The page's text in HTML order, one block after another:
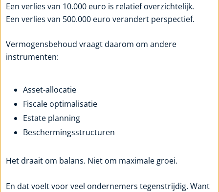
Een verlies van 10.000 euro is relatief overzichtelijk.
Een verlies van 500.000 euro verandert perspectief.
Vermogensbehoud vraagt daarom om andere
instrumenten:
Asset-allocatie
Fiscale optimalisatie
Estate planning
Beschermingsstructuren
Het draait om balans. Niet om maximale groei.
En dat voelt voor veel ondernemers tegenstrijdig. Want